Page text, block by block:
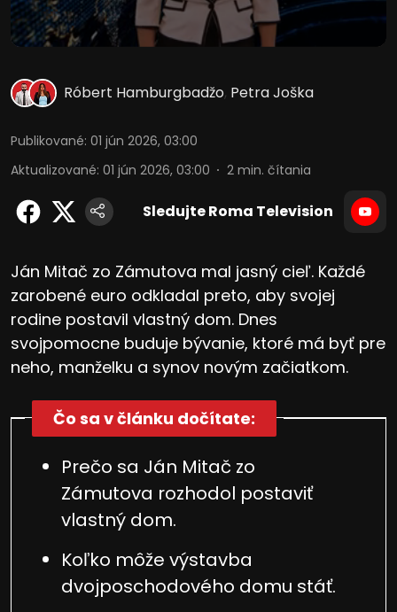
Róbert Hamburgbadžo, Petra Joška
Publikované: 01 jún 2026, 03:00
Aktualizované: 01 jún 2026, 03:00 2 min. čítania
Sledujte Roma Television
Ján Mitač zo Zámutova mal jasný cieľ. Každé
zarobené euro odkladal preto, aby svojej
rodine postavil vlastný dom. Dnes
svojpomocne buduje bývanie, ktoré má byť pre
neho, manželku a synov novým začiatkom.
Čo sa v článku dočítate:
Prečo sa Ján Mitač zo
Zámutova rozhodol postaviť
vlastný dom.
Koľko môže výstavba
dvojposchodového domu stáť.